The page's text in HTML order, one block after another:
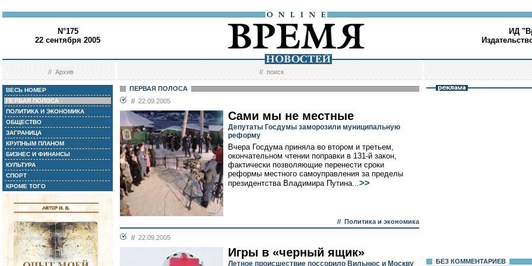
N°175
22 сентября 2005
ИД
//Архив //поиск
ВЕСЬ НОМЕР
ПЕРВАЯ ПОЛОСА
ПОЛИТИКА И ЭКОНОМИКА
ОБЩЕСТВО
ЗАГРАНИЦА
КРУПНЫМ ПЛАНОМ
БИЗНЕС И ФИНАНСЫ
КУЛЬТУРА
СПОРТ
КРОМЕ ТОГО
ПЕРВАЯ ПОЛОСА
// 22.09.2005
Сами мы не местные
Депутаты Госдумы заморозили муниципальную
реформу
Вчера Госдума приняла во втором и третьем,
окончательном чтении поправки в 131-й закон,
фактически позволяющие перенести сроки
реформы местного самоуправления за пределы
президентства Владимира Путина...>>
// Политика и экономика
// 22.09.2005
Игры в «черный ящик»
Летное происшествие поссорило Вильнюс и Москву
БЕЗ КОМMЕНТАРИЕВ